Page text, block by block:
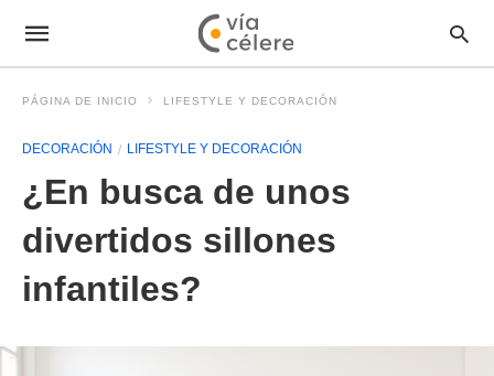
PÁGINA DE INICIO LIFESTYLE Y DECORACIÓN
DECORACIÓN LIFESTYLE Y DECORACIÓN
¿En busca de unos
divertidos sillones
infantiles?